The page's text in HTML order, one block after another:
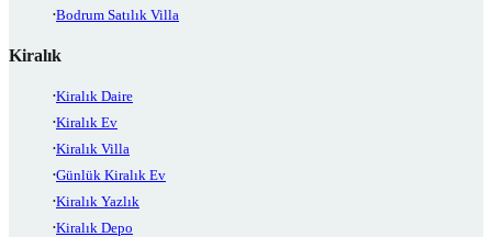
Bodrum Satılık Villa
Kiralık
Kiralık Daire
Kiralık Ev
Kiralık Villa
Günlük Kiralık Ev
Kiralık Yazlık
Kiralık Depo